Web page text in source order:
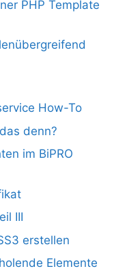
PHP Template
How-To
denn?
im BiPRO
III
erstellen
Elemente